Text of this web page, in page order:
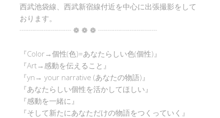
西武池袋線、西武新宿線付近を中心に出張撮影をして
おります。
┈┈┈┈┈┈┈ ❁ ❁ ❁ ┈┈┈┈┈┈┈┈
『Color→個性(色)=あなたらしい色(個性)』
『Art→感動を伝えること』
『yn→ your narrative (あなたの物語)』
『あなたらしい個性を活かしてほしい』
『感動を一緒に』
『そして新たにあなただけの物語をつくっていく』